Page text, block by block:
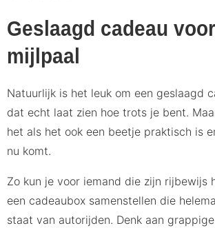
Geslaagd cadeau
mijlpaal
Natuurlijk is het leuk om een geslaagd
dat echt laat zien hoe trots je bent.
het als het ook een beetje praktisch is
nu komt.
Zo kun je voor iemand die zijn rijbewijs
een cadeaubox samenstellen die
staat van autorijden. Denk aan